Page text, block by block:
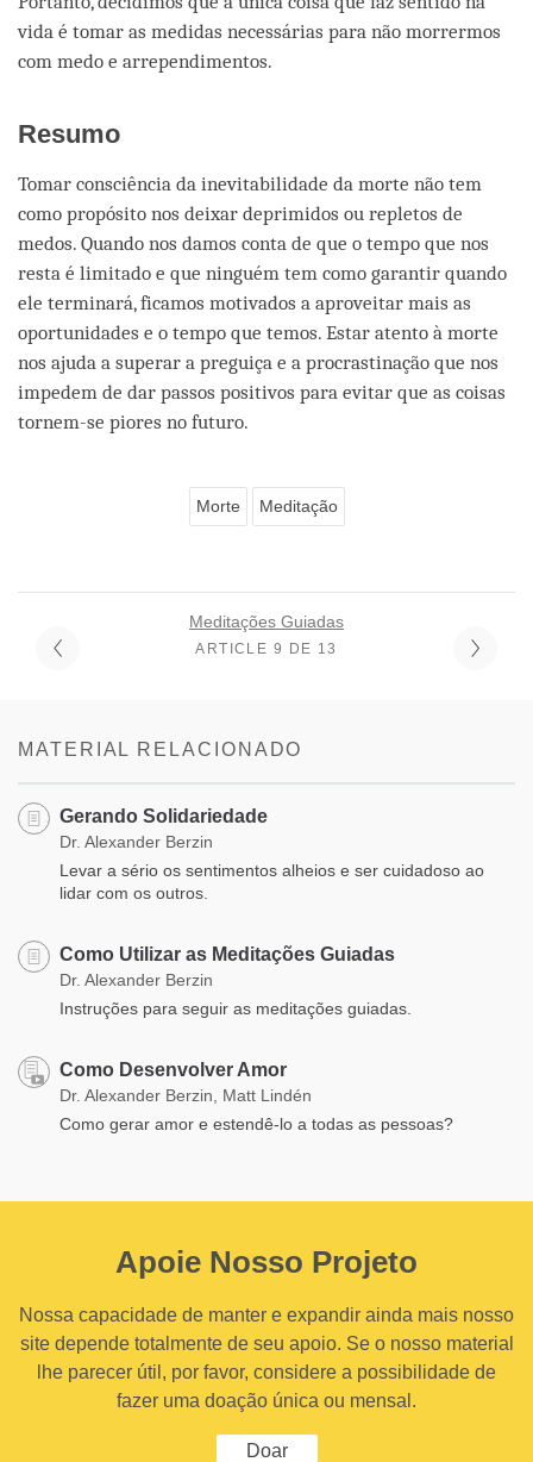
vida é tomar as medidas necessárias para não morrermos
com medo e arrependimentos.
Resumo
Tomar consciência da inevitabilidade da morte não tem
como propósito nos deixar deprimidos ou repletos de
medos. Quando nos damos conta de que o tempo que nos
resta é limitado e que ninguém tem como garantir quando
ele terminará, ficamos motivados a aproveitar mais as
oportunidades e o tempo que temos. Estar atento à morte
nos ajuda a superar a preguiça e a procrastinação que nos
impedem de dar passos positivos para evitar que as coisas
tornem-se piores no futuro.
Morte Meditação
Meditações Guiadas
ARTICLE 9 DE 13
MATERIAL RELACIONADO
Gerando Solidariedade
Dr. Alexander Berzin
Levar a sério os sentimentos alheios e ser cuidadoso ao
lidar com os outros.
Como Utilizar as Meditações Guiadas
Dr. Alexander Berzin
Instruções para seguir as meditações guiadas.
Como Desenvolver Amor
Dr. Alexander Berzin, Matt Lindén
Como gerar amor e estendê-lo a todas as pessoas?
Apoie Nosso Projeto
Nossa capacidade de manter e expandir ainda mais nosso
site depende totalmente de seu apoio. Se o nosso material
lhe parecer útil, por favor, considere a possibilidade de
fazer uma doação única ou mensal.
Doar